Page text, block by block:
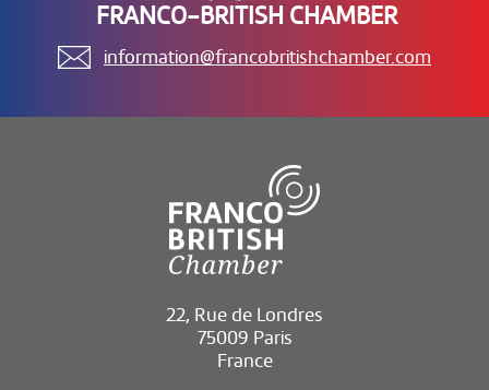
FRANCO-BRITISH CHAMBER
information@francobritishchamber.com
22, Rue de Londres
75009 Paris
France